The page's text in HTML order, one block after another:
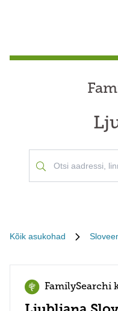
Kõik asukohad
FamilySearchi